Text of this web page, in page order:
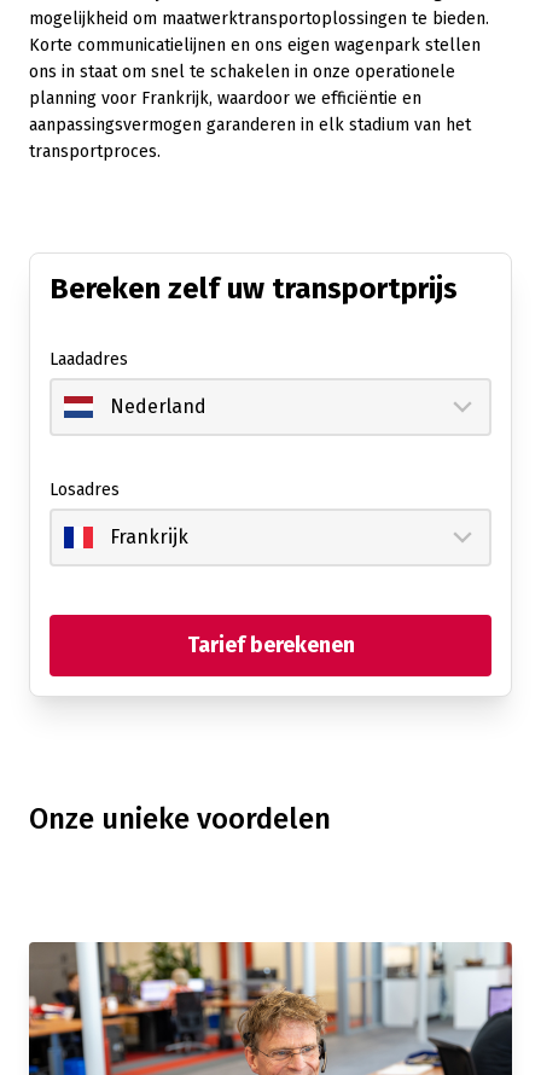
mogelijkheid om maatwerktransportoplossingen te bieden.
Korte communicatielijnen en ons eigen wagenpark stellen
ons in staat om snel te schakelen in onze operationele
planning voor Frankrijk, waardoor we efficiëntie en
aanpassingsvermogen garanderen in elk stadium van het
transportproces.
Bereken zelf uw transportprijs
Laadadres
Losadres
Tarief berekenen
Onze unieke voordelen